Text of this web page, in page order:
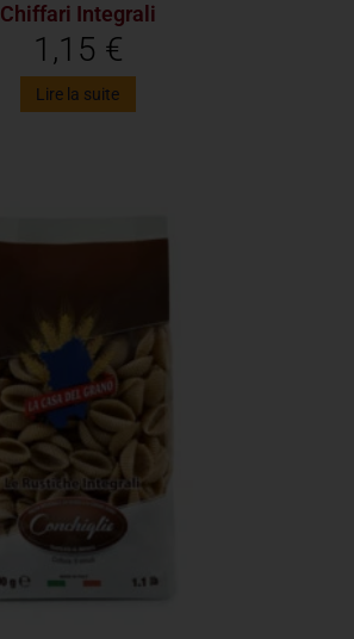
Chiffari Integrali
1,15 €
Lire la suite